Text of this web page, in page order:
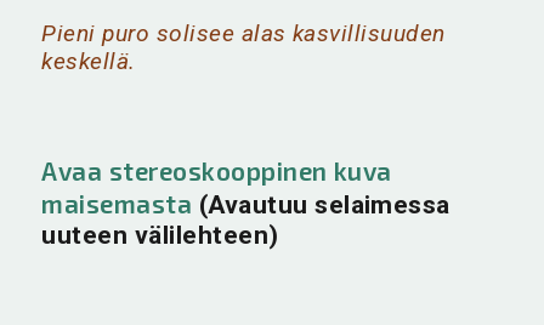
Pieni puro solisee alas kasvillisuuden
keskellä.
Avaa stereoskooppinen kuva
maisemasta (Avautuu selaimessa
uuteen välilehteen)